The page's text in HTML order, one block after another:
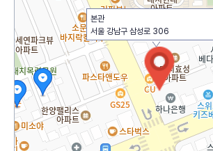
본관
서울 강남구 삼성로 306